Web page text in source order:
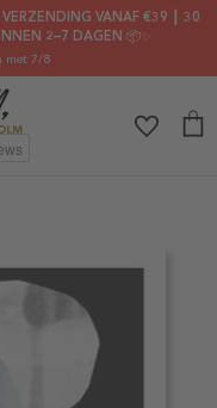
VANAF €39 ┃ 30
2–7 DAGEN 📦✨
met 7/8